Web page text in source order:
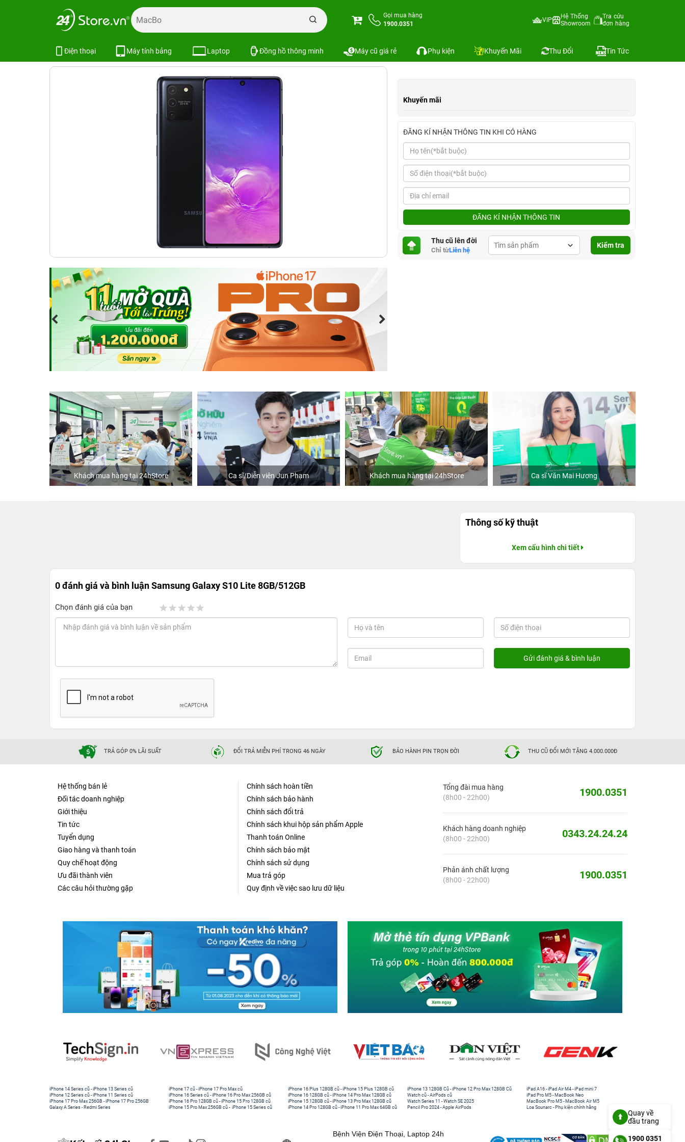
Gọi mua hàng
1900.0351
VIP
Hệ Thống
Showroom
Tra cứu
đơn hàng
Điện thoại Máy tính bảng Laptop Đồng hồ thông minh Máy cũ giá rẻ Phụ kiện Khuyến Mãi Thu Đổi Tin Tức
Trang chủ Samsung Samsung Galaxy S10 Lite 8GB/512GB
Khuyến mãi
ĐĂNG KÍ NHẬN THÔNG TIN KHI CÓ HÀNG
ĐĂNG KÍ NHẬN THÔNG TIN
Thu cũ lên đời
Chỉ từLiên hệ
Kiểm tra
Khách mua hàng tại 24hStore Ca sĩ/Diễn viên Jun Phạm Khách mua hàng tại 24hStore Ca sĩ Văn Mai Hương
Thông số kỹ thuật
Xem cấu hình chi tiết
0 đánh giá và bình luậnSamsung Galaxy S10 Lite 8GB/512GB
Chọn đánh giá của bạn
TRẢ GÓP 0% LÃI SUẤT ĐỔI TRẢ MIỄN PHÍ TRONG 46 NGÀY BẢO HÀNH PIN TRỌN ĐỜI THU CŨ ĐỔI MỚI TẶNG 4.000.000Đ
Hệ thống bán lẻ
Đối tác doanh nghiệp
Giới thiệu
Tin tức
Tuyển dụng
Giao hàng và thanh toán
Quy chế hoạt động
Ưu đãi thành viên
Các câu hỏi thường gặp
Chính sách hoàn tiền
Chính sách bảo hành
Chính sách đổi trả
Chính sách khui hộp sản phẩm Apple
Thanh toán Online
Chính sách bảo mật
Chính sách sử dụng
Mua trả góp
Quy định về việc sao lưu dữ liệu
Tổng đài mua hàng
(8h00 - 22h00)
1900.0351
Khách hàng doanh nghiệp
(8h00 - 22h00)
0343.24.24.24
Phản ánh chất lượng
(8h00 - 22h00)
1900.0351
iPhone 14 Series cũ -iPhone 13 Series cũ
iPhone 12 Series cũ -iPhone 11 Series cũ
iPhone 17 Pro Max 256GB -iPhone 17 Pro 256GB
Galaxy A Series - Redmi Series
iPhone 17 cũ -iPhone 17 Pro Max cũ
iPhone 16 Series cũ - iPhone 16 Pro Max 256GB cũ
iPhone 16 Pro 128GB cũ -iPhone 15 Pro 128GB cũ
iPhone 15 Pro Max 256GB cũ - iPhone 15 Series cũ
iPhone 16 Plus 128GB cũ -iPhone 15 Plus 128GB cũ
iPhone 16 128GB cũ -iPhone 14 Pro Max 128GB cũ
iPhone 15 128GB cũ -iPhone 13 Pro Max 128GB cũ
iPhone 14 Pro 128GB cũ -iPhone 11 Pro Max 64GB cũ
iPhone 13 128GB Cũ -iPhone 12 Pro Max 128GB Cũ
Watch cũ -AirPods cũ
Watch Series 11 -Watch SE 2025
Pencil Pro 2024 -Apple AirPods
iPad A16 -iPad Air M4 -iPad mini 7
iPad Pro M5 - MacBook Neo
MacBook Pro M5 - MacBook Air M5
Loa Sounarc - Phụ kiện chính hãng
Bệnh Viện Điện Thoại, Laptop 24h
Quay về
đầu trang
1900 0351